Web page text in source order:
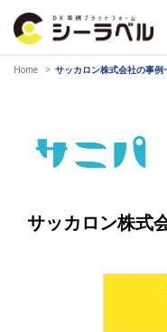
Home サッカロン株式会社の事例
サッカロン株式